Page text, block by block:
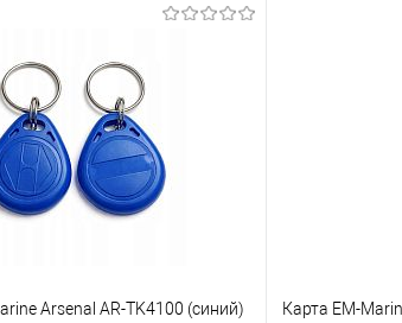
Arsenal AR-TK4100 (синий) Карта EM-